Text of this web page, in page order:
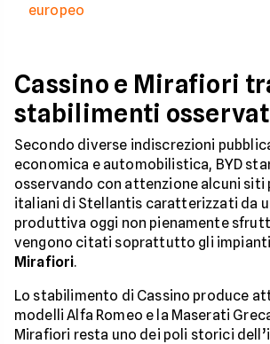
europeo
Cassino e Mirafiori
stabilimenti
Secondo diverse indiscrezioni
economica e automobilistica, BYD
osservando con attenzione alcuni
italiani di Stellantis caratterizzati da
produttiva oggi non pienamente
vengono citati soprattutto gli
Mirafiori.
Lo stabilimento di Cassino produce
modelli Alfa Romeo e la Maserati
Mirafiori resta uno dei poli storici